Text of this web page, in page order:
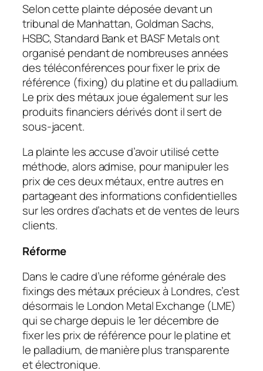
Selon cette plainte déposée devant un
tribunal de Manhattan, Goldman Sachs,
HSBC, Standard Bank et BASF Metals ont
organisé pendant de nombreuses années
des téléconférences pour fixer le prix de
référence (fixing) du platine et du palladium.
Le prix des métaux joue également sur les
produits financiers dérivés dont il sert de
sous-jacent.
La plainte les accuse d’avoir utilisé cette
méthode, alors admise, pour manipuler les
prix de ces deux métaux, entre autres en
partageant des informations confidentielles
sur les ordres d’achats et de ventes de leurs
clients.
Réforme
Dans le cadre d’une réforme générale des
fixings des métaux précieux à Londres, c’est
désormais le London Metal Exchange (LME)
qui se charge depuis le 1er décembre de
fixer les prix de référence pour le platine et
le palladium, de manière plus transparente
et électronique.